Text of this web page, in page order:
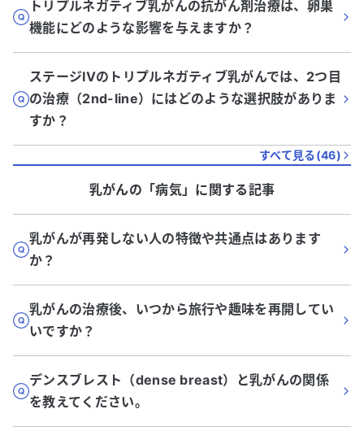
トリプルネガティブ乳がんの抗がん剤治療は、卵巣
機能にどのような影響を与えますか？
ステージIVのトリプルネガティブ乳がんでは、2つ目
の治療（2nd-line）にはどのような選択肢がありま
すか？
すべて見る(46)
乳がんの「病気」に関する記事
乳がんが再発しない人の特徴や共通点はあります
か？
乳がんの治療後、いつから旅行や趣味を再開してい
いですか？
デンスブレスト（dense breast）と乳がんの関係
を教えてください。